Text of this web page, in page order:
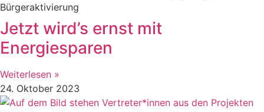
Bürgeraktivierung
Jetzt wird’s ernst mit
Energiesparen
Weiterlesen »
24. Oktober 2023